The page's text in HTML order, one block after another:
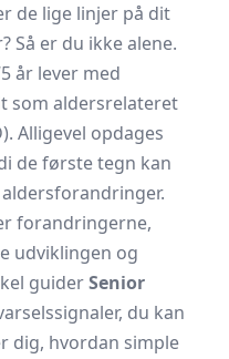
de lige linjer på dit
Så er du ikke alene.
år lever med
som aldersrelateret
Alligevel opdages
de første tegn kan
forandringerne,
udviklingen og
guiderSenior
du kan
dig, hvordan simple